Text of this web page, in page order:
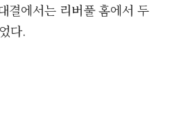
결에서는 리버풀 홈에서 두
다.